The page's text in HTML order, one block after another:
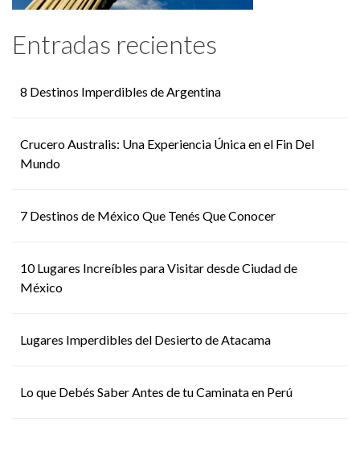
Entradas recientes
8 Destinos Imperdibles de Argentina
Crucero Australis: Una Experiencia Única en el Fin Del
Mundo
7 Destinos de México Que Tenés Que Conocer
10 Lugares Increíbles para Visitar desde Ciudad de
México
Lugares Imperdibles del Desierto de Atacama
Lo que Debés Saber Antes de tu Caminata en Perú